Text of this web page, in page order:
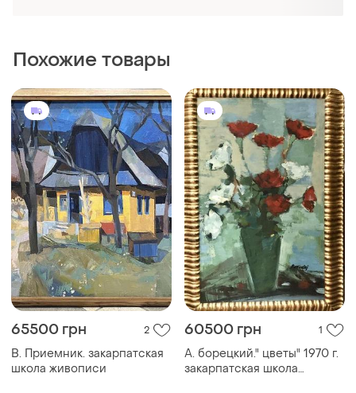
65500 грн 2
В. Приемник. закарпатская
школа живописи
60500 грн 1
А. борецкий." цветы" 1970 г.
закарпатская школа
живописи